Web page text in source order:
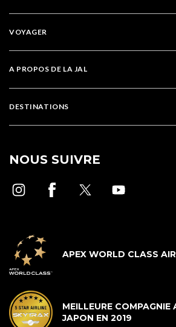
VOYAGER
A PROPOS DE LA JAL
DESTINATIONS
NOUS SUIVRE
APEX WORLD CLASS
MEILLEURE COMPAGNIE
JAPON EN 2019